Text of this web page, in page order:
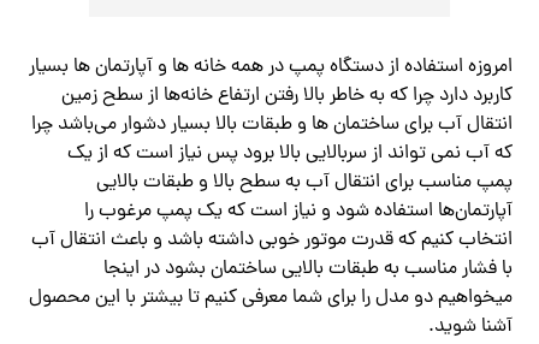
امروزه استفاده از دستگاه پمپ در همه خانه ها و آپارتمان ها بسیار
کاربرد دارد چرا که به خاطر بالا رفتن ارتفاع خانه‌ها از سطح زمین
انتقال آب برای ساختمان ها و طبقات بالا بسیار دشوار می‌باشد چرا
که آب نمی تواند از سربالایی بالا برود پس نیاز است که از یک
پمپ مناسب برای انتقال آب به سطح بالا و طبقات بالایی
آپارتمان‌ها استفاده شود و نیاز است که یک پمپ مرغوب را
انتخاب کنیم که قدرت موتور خوبی داشته باشد و باعث انتقال آب
با فشار مناسب به طبقات بالایی ساختمان بشود در اینجا
میخواهیم دو مدل را برای شما معرفی کنیم تا بیشتر با این محصول
آشنا شوید.